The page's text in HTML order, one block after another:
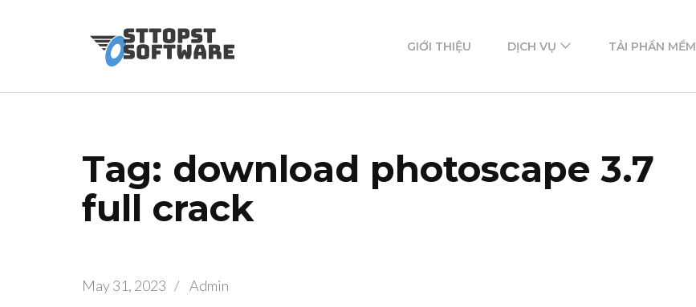
GIỚI THIỆU DỊCH VỤ TẢI PHẦN MỀM
Tag: download photoscape 3.7
full crack
May 31, 2023 / Admin